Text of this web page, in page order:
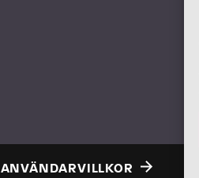
ANVÄNDARVILLKOR